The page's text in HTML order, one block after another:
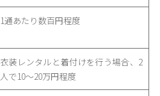
1通あたり数百円程度
衣装レンタルと着付けを行う場合、2
人で10〜20万円程度